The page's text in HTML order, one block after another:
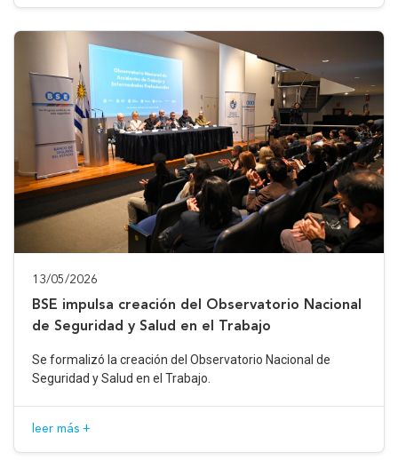
13/05/2026
BSE impulsa creación del Observatorio Nacional
de Seguridad y Salud en el Trabajo
Se formalizó la creación del Observatorio Nacional de
Seguridad y Salud en el Trabajo.
leer más +